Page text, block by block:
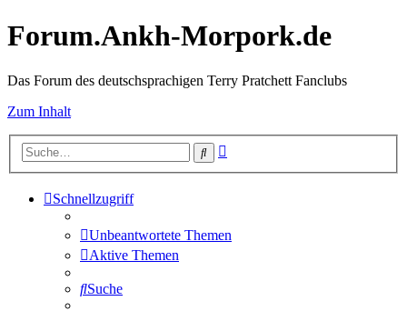
Forum.Ankh-Morpork.de
Das Forum des deutschsprachigen Terry Pratchett Fanclubs
Zum Inhalt
Suche
Schnellzugriff
Unbeantwortete Themen
Aktive Themen
Suche